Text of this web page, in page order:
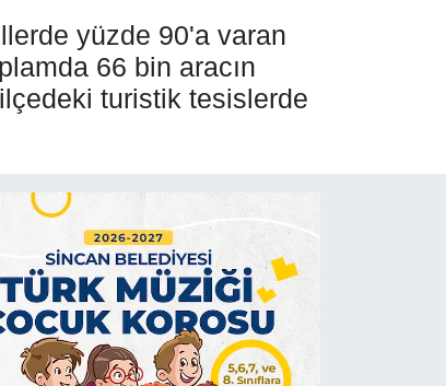
yüzde 90'a varan
66 bin aracın
turistik tesislerde